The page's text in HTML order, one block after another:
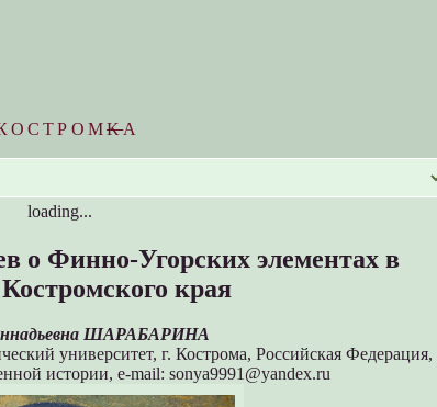
KА
loading...
о Финно-Угорских элементах в
края
ШАРАБАРИНА
университет, г. Кострома, Российская Федерация,
истории, e-mail: sonya9991@yandex.ru